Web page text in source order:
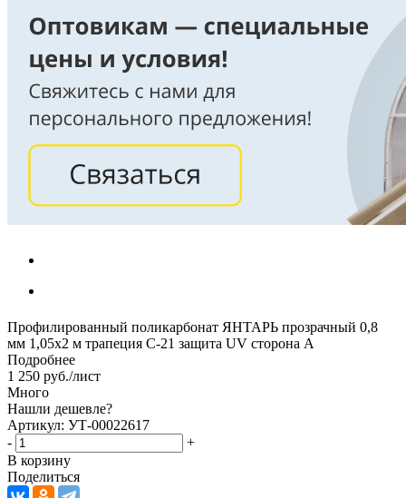
Профилированный поликарбонат ЯНТАРЬ прозрачный 0,8
мм 1,05х2 м трапеция С-21 защита UV сторона А
Подробнее
1 250 руб./лист
Много
Нашли дешевле?
Артикул: УТ-00022617
-
+
В корзину
Поделиться